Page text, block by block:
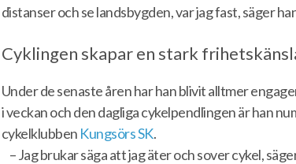
distanser och se landsbygden, var jag fast, säger
Cyklingen skapar en stark
Under de senaste åren har han blivit alltmer
i veckan och den dagliga cykelpendlingen är han
cykelklubben Kungsörs SK.
– Jag brukar säga att jag äter och sover cykel,